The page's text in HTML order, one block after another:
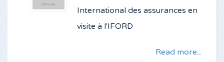
International des assurances en
visite à l'IFORD
Read more...